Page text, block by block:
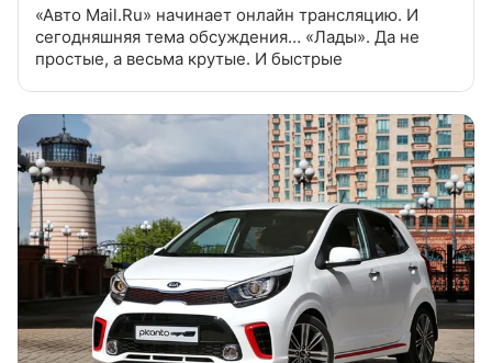
«Авто Mail.Ru» начинает онлайн трансляцию. И
сегодняшняя тема обсуждения… «Лады». Да не
простые, а весьма крутые. И быстрые